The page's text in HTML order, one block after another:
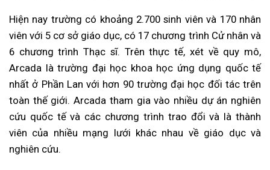
Hiện nay trường có khoảng 2.700 sinh viên và 170 nhân
viên với 5 cơ sở giáo dục, có 17 chương trình Cử nhân và
6 chương trình Thạc sĩ. Trên thực tế, xét về quy mô,
Arcada là trường đại học khoa học ứng dụng quốc tế
nhất ở Phần Lan với hơn 90 trường đại học đối tác trên
toàn thế giới. Arcada tham gia vào nhiều dự án nghiên
cứu quốc tế và các chương trình trao đổi và là thành
viên của nhiều mạng lưới khác nhau về giáo dục và
nghiên cứu.